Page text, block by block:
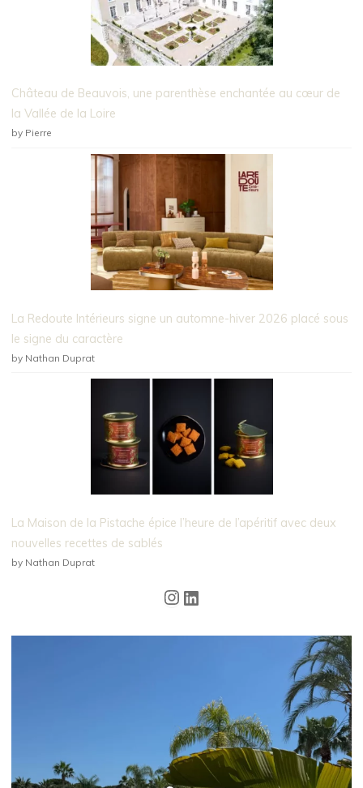
Château de Beauvois, une parenthèse enchantée au cœur de
la Vallée de la Loire
by Pierre
La Redoute Intérieurs signe un automne-hiver 2026 placé sous
le signe du caractère
by Nathan Duprat
La Maison de la Pistache épice l’heure de l’apéritif avec deux
nouvelles recettes de sablés
by Nathan Duprat
Instagram
LinkedIn